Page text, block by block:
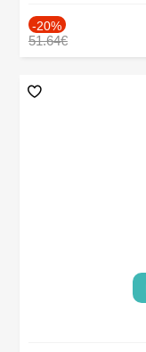
-20%
51.64€